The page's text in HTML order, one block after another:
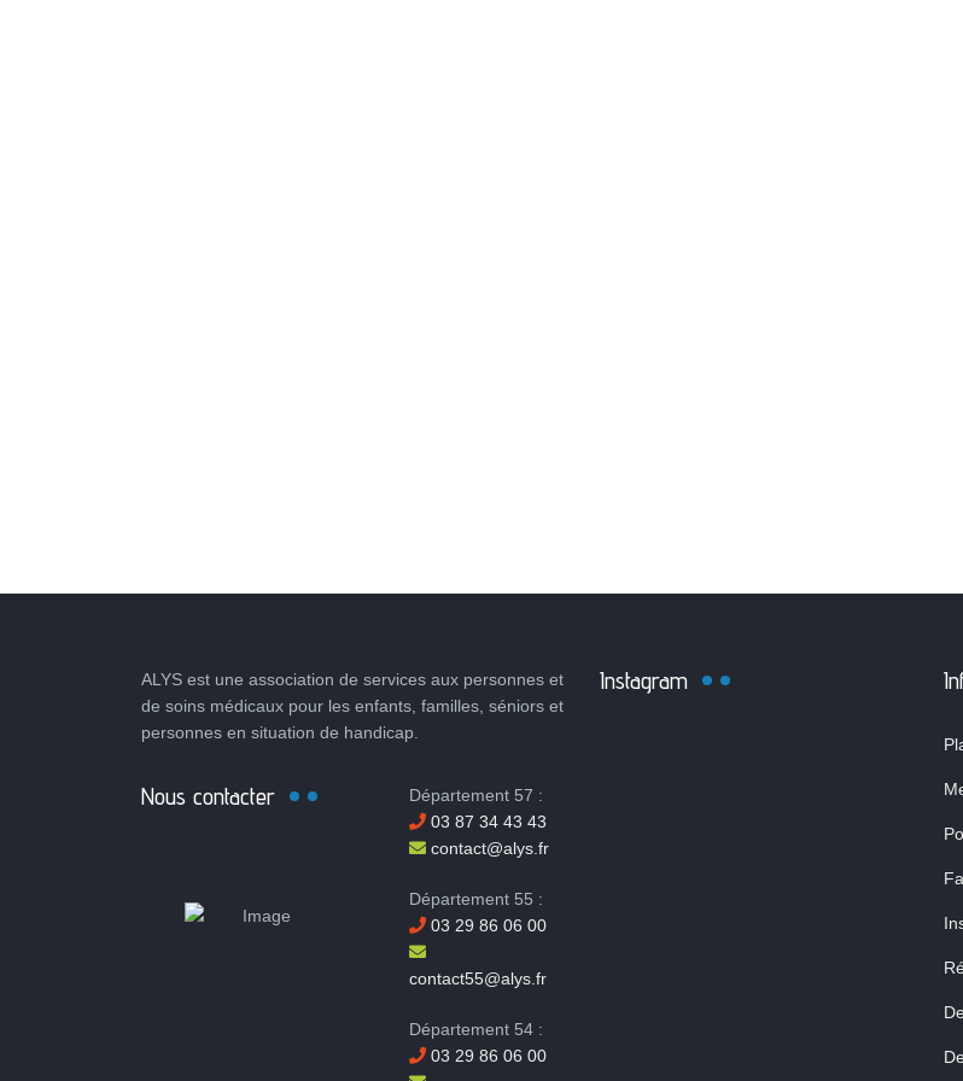
ALYS est une association de services aux personnes et
de soins médicaux pour les enfants, familles, séniors et
personnes en situation de handicap.
Nous contacter
Département 57 :
03 87 34 43 43
contact@alys.fr
Département 55 :
03 29 86 06 00
contact55@alys.fr
Département 54 :
03 29 86 06 00
Instagram